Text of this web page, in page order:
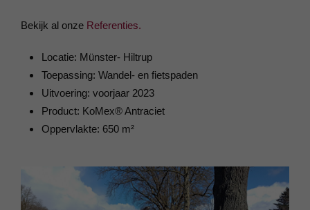
Bekijk al onze Referenties.
Locatie: Münster- Hiltrup
Toepassing: Wandel- en fietspaden
Uitvoering: voorjaar 2023
Product: KoMex® Antraciet
Oppervlakte: 650 m²